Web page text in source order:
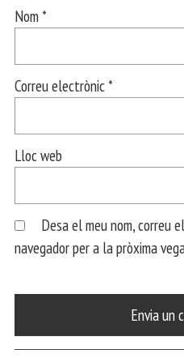
Nom *
Correu electrònic *
Lloc web
Desa el meu nom, correu
navegador per a la pròxima